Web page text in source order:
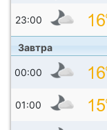
23:00
Завтра
00:00
01:00